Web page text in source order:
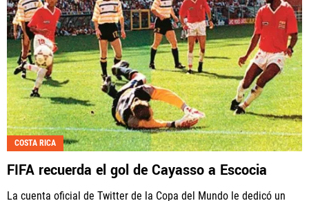
COSTA RICA
FIFA recuerda el gol de Cayasso a Escocia
La cuenta oficial de Twitter de la Copa del Mundo le dedicó un